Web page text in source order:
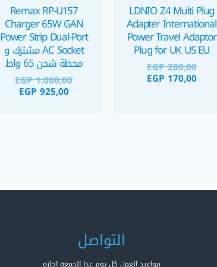
LDNIO Z4 Multi Plug
Adapter International
Power Travel Adaptor
Plug for UK US EU
EGP200,00
EGP 170,00
Remax RP-U157
Charger 65W GAN
Power Strip Dual-Port
AC Socket مشترك و
محطة شحن 65 واط
EGP1.000,00
EGP 925,00
التواصل
مواعيد العمل كل يوم عدا الجمعه اجازه